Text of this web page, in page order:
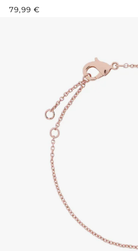
PRIX RÉGULIER :
79,99 €